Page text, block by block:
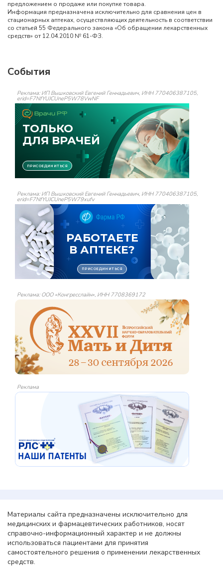
предложением о продаже или покупке товара.
Информация предназначена исключительно для сравнения цен в
стационарных аптеках, осуществляющих деятельность в соответствии
со статьей 55 Федерального закона «Об обращении лекарственных
средств» от 12.04.2010 № 61-ФЗ.
События
Реклама: ИП Вышковский Евгений Геннадьевич, ИНН 770406387105,
erid=F7NfYUJCUneP5W78VwNF
Реклама: ИП Вышковский Евгений Геннадьевич, ИНН 770406387105,
erid=F7NfYUJCUneP5W79xufv
Реклама: ООО «Конгресслайн», ИНН 7708369172
Реклама
Материалы сайта предназначены исключительно для
медицинских и фармацевтических работников, носят
справочно-информационный характер и не должны
использоваться пациентами для принятия
самостоятельного решения о применении лекарственных
средств.